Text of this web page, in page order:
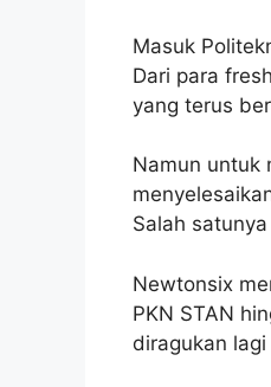
Masuk
Dari para
yang terus
Namun untuk
Salah
Newtonsix
PKN STAN
diragukan